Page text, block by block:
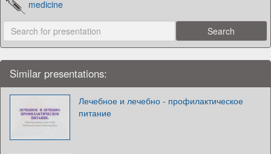
medicine
Similar presentations:
Лечебное и лечебно - профилактическое
питание